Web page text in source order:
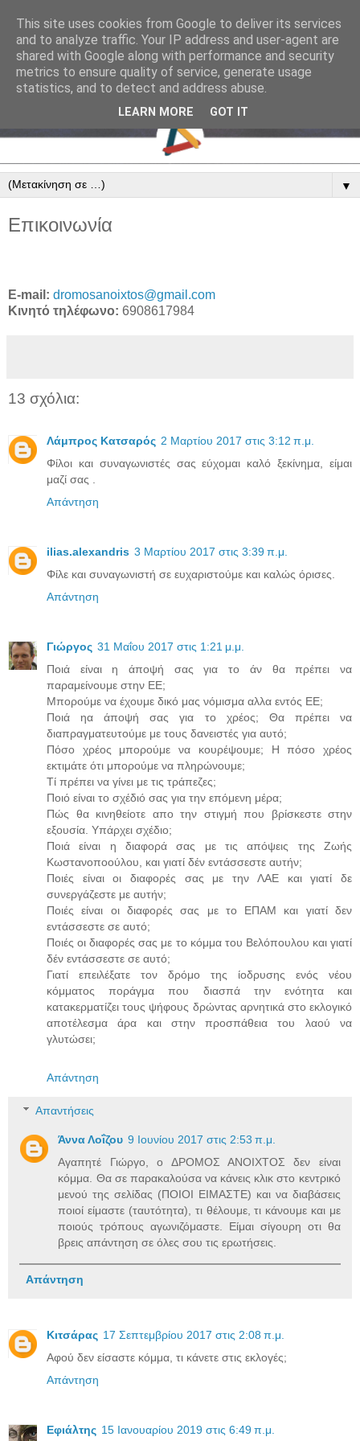
▼
Επικοινωνία
E-mail: dromosanoixtos@gmail.com
Κινητό τηλέφωνο: 6908617984
13 σχόλια:
Λάμπρος Κατσαρός 2 Μαρτίου 2017 στις 3:12 π.μ.
Φίλοι και συναγωνιστές σας εύχομαι καλό ξεκίνημα, είμαι
μαζί σας .
Απάντηση
ilias.alexandris 3 Μαρτίου 2017 στις 3:39 π.μ.
Φίλε και συναγωνιστή σε ευχαριστούμε και καλώς όρισες.
Απάντηση
Γιώργος 31 Μαΐου 2017 στις 1:21 μ.μ.
Ποιά είναι η άποψή σας για το άν θα πρέπει να
παραμείνουμε στην ΕΕ;
Μπορούμε να έχουμε δικό μας νόμισμα αλλα εντός ΕΕ;
Ποιά ηα άποψή σας για το χρέος; Θα πρέπει να
διαπραγματευτούμε με τους δανειστές για αυτό;
Πόσο χρέος μπορούμε να κουρέψουμε; Η πόσο χρέος
εκτιμάτε ότι μπορούμε να πληρώνουμε;
Τί πρέπει να γίνει με τις τράπεζες;
Ποιό είναι το σχέδιό σας για την επόμενη μέρα;
Πώς θα κινηθείοτε απο την στιγμή που βρίσκεστε στην
εξουσία. Υπάρχει σχέδιο;
Ποιά είναι η διαφορά σας με τις απόψεις της Ζωής
Κωστανοποούλου, και γιατί δέν εντάσσεστε αυτήν;
Ποιές είναι οι διαφορές σας με την ΛΑΕ και γιατί δε
συνεργάζεστε με αυτήν;
Ποιές είναι οι διαφορές σας με το ΕΠΑΜ και γιατί δεν
εντάσσεστε σε αυτό;
Ποιές οι διαφορές σας με το κόμμα του Βελόπουλου και γιατί
δέν εντάσσεστε σε αυτό;
Γιατί επειλέξατε τον δρόμο της ίοδρυσης ενός νέου
κόμματος ποράγμα που διασπά την ενότητα και
κατακερματίζει τους ψήφους δρώντας αρνητικά στο εκλογικό
αποτέλεσμα άρα και στην προσπάθεια του λαού να
γλυτώσει;
Απάντηση
Απαντήσεις
Άννα Λοΐζου 9 Ιουνίου 2017 στις 2:53 π.μ.
Αγαπητέ Γιώργο, ο ΔΡΟΜΟΣ ΑΝΟΙΧΤΟΣ δεν είναι
κόμμα. Θα σε παρακαλούσα να κάνεις κλικ στο κεντρικό
μενού της σελίδας (ΠΟΙΟΙ ΕΙΜΑΣΤΕ) και να διαβάσεις
ποιοί είμαστε (ταυτότητα), τι θέλουμε, τι κάνουμε και με
ποιούς τρόπους αγωνιζόμαστε. Είμαι σίγουρη οτι θα
βρεις απάντηση σε όλες σου τις ερωτήσεις.
Απάντηση
Κιτσάρας 17 Σεπτεμβρίου 2017 στις 2:08 π.μ.
Αφού δεν είσαστε κόμμα, τι κάνετε στις εκλογές;
Απάντηση
Εφιάλτης 15 Ιανουαρίου 2019 στις 6:49 π.μ.
This site uses cookies from Google to deliver its services
and to analyze traffic. Your IP address and user-agent are
shared with Google along with performance and security
metrics to ensure quality of service, generate usage
statistics, and to detect and address abuse.
LEARN MORE GOT IT